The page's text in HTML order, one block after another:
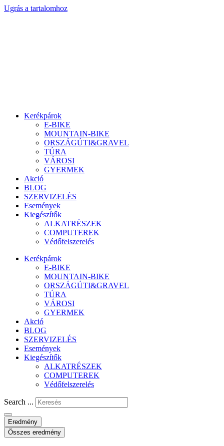
Ugrás a tartalomhoz
Kerékpárok
E-BIKE
MOUNTAIN-BIKE
ORSZÁGÚTI&GRAVEL
TÚRA
VÁROSI
GYERMEK
Akció
BLOG
SZERVIZELÉS
Események
Kiegészítők
ALKATRÉSZEK
COMPUTEREK
Védőfelszerelés
Kerékpárok
E-BIKE
MOUNTAIN-BIKE
ORSZÁGÚTI&GRAVEL
TÚRA
VÁROSI
GYERMEK
Akció
BLOG
SZERVIZELÉS
Események
Kiegészítők
ALKATRÉSZEK
COMPUTEREK
Védőfelszerelés
Search ...
Eredmény
Összes eredmény